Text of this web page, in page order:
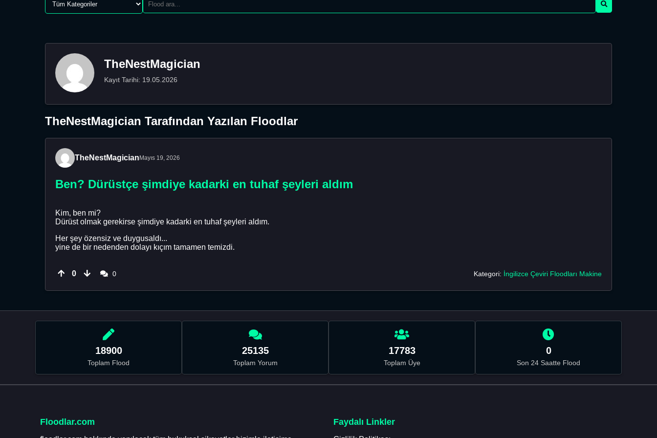
TheNestMagician
Kayıt Tarihi: 19.05.2026
TheNestMagician Tarafından Yazılan Floodlar
TheNestMagician Mayıs 19, 2026
Ben? Dürüstçe şimdiye kadarki en tuhaf şeyleri aldım
Kim, ben mi?
Dürüst olmak gerekirse şimdiye kadarki en tuhaf şeyleri aldım.
Her şey özensiz ve duygusaldı...
yine de bir nedenden dolayı kıçım tamamen temizdi.
0 0 Kategori: İngilizce Çeviri Floodları Makine
18900
Toplam Flood
25135
Toplam Yorum
17783
Toplam Üye
0
Son 24 Saatte Flood
Floodlar.com Faydalı Linkler